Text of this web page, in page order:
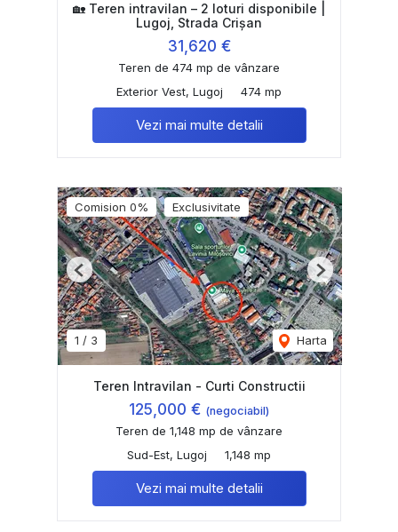
🏡 Teren intravilan – 2 loturi disponibile |
Lugoj, Strada Crișan
31,620 €
Teren de 474 mp de vânzare
Exterior Vest, Lugoj
474 mp
Vezi mai multe detalii
Comision 0% Exclusivitate
1 / 3 Harta
Previous Next
Teren Intravilan - Curti Constructii
125,000 € (negociabil)
Teren de 1,148 mp de vânzare
Sud-Est, Lugoj
1,148 mp
Vezi mai multe detalii